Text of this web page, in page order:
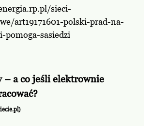
sieci-
art19171601-polski-prad-na-
pomoga-sasiedzi
– a co jeśli elektrownie